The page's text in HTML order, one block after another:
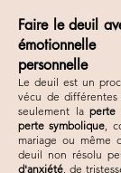
Faire le deuil
personnelle
Le deuil est un
vécu de
seulement laperte
perte symbolique,
mariage ou même
deuil non résolu
d'anxiété, de